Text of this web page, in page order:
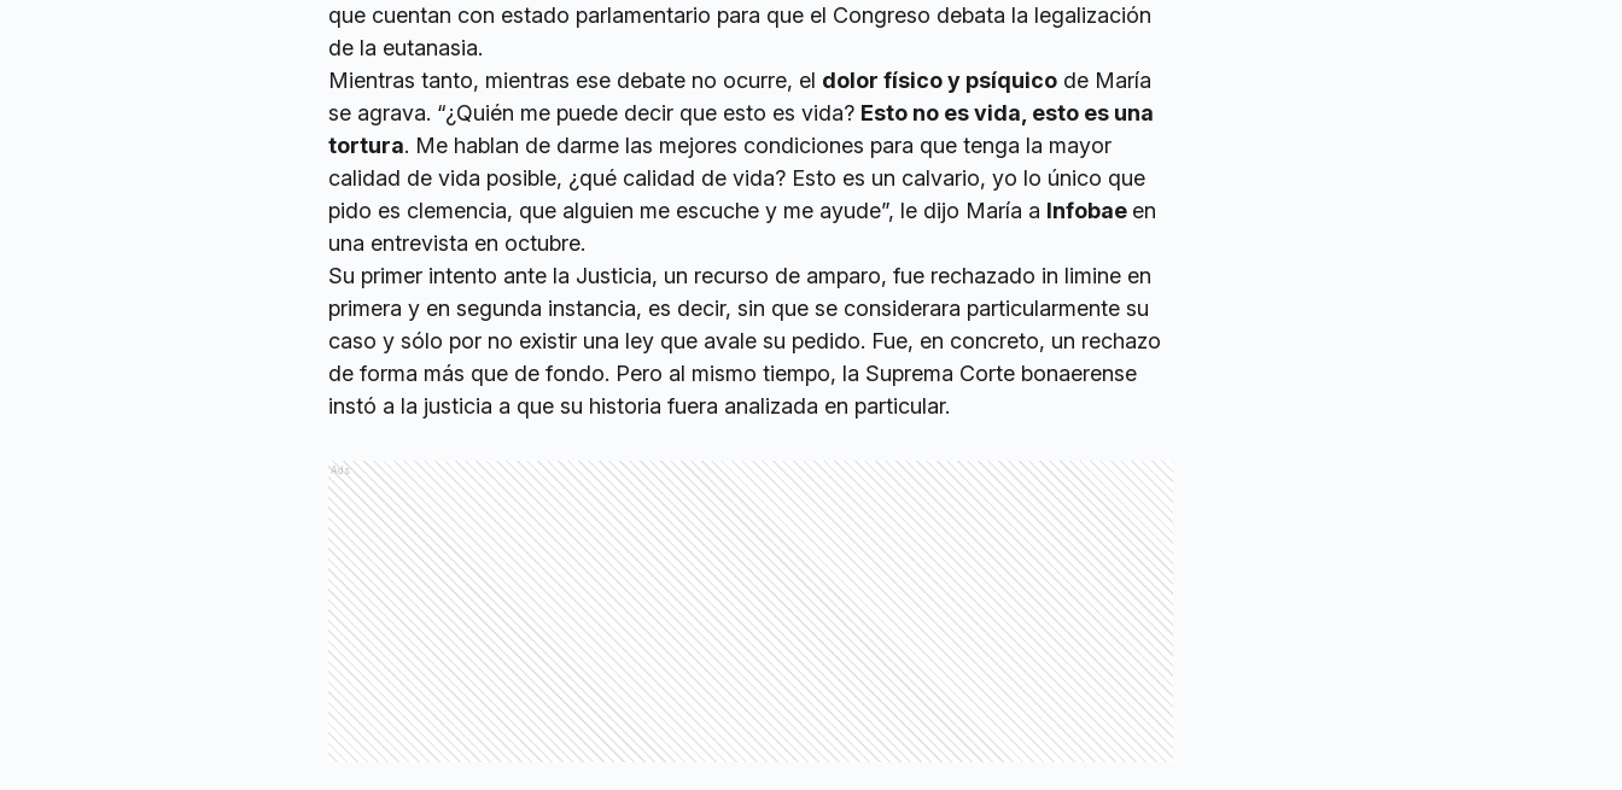
que cuentan con estado parlamentario para que el Congreso debata la legalización
de la eutanasia.
Mientras tanto, mientras ese debate no ocurre, el dolor físico y psíquico de María
se agrava. “¿Quién me puede decir que esto es vida? Esto no es vida, esto es una
tortura. Me hablan de darme las mejores condiciones para que tenga la mayor
calidad de vida posible, ¿qué calidad de vida? Esto es un calvario, yo lo único que
pido es clemencia, que alguien me escuche y me ayude”, le dijo María a Infobae en
una entrevista en octubre.
Su primer intento ante la Justicia, un recurso de amparo, fue rechazado in limine en
primera y en segunda instancia, es decir, sin que se considerara particularmente su
caso y sólo por no existir una ley que avale su pedido. Fue, en concreto, un rechazo
de forma más que de fondo. Pero al mismo tiempo, la Suprema Corte bonaerense
instó a la justicia a que su historia fuera analizada en particular.
Ads